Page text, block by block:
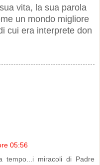
vita, la sua parola
un mondo migliore
cui era interprete don
05:56
tempo...i miracoli di Padre